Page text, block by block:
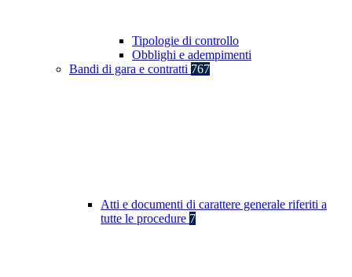
Tipologie di controllo
Obblighi e adempimenti
Bandi di gara e contratti 767
Atti e documenti di carattere generale riferiti a
tutte le procedure 7